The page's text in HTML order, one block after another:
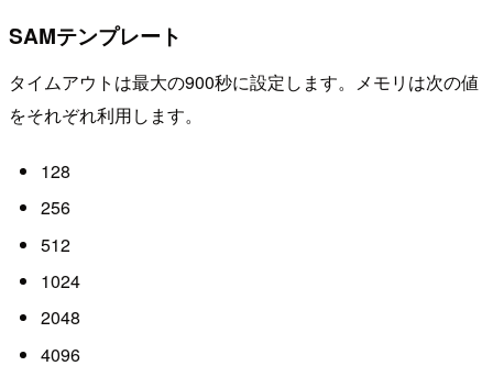
SAMテンプレート
タイムアウトは最大の900秒に設定します。メモリは次の値
をそれぞれ利用します。
128
256
512
1024
2048
4096